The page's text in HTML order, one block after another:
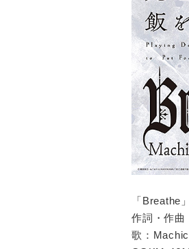
「Breathe
作詞・作曲
歌：